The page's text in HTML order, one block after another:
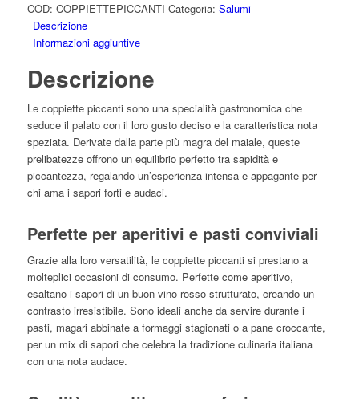
COD: COPPIETTEPICCANTI Categoria: Salumi
Descrizione
Informazioni aggiuntive
Descrizione
Le coppiette piccanti sono una specialità gastronomica che
seduce il palato con il loro gusto deciso e la caratteristica nota
speziata. Derivate dalla parte più magra del maiale, queste
prelibatezze offrono un equilibrio perfetto tra sapidità e
piccantezza, regalando un’esperienza intensa e appagante per
chi ama i sapori forti e audaci.
Perfette per aperitivi e pasti conviviali
Grazie alla loro versatilità, le coppiette piccanti si prestano a
molteplici occasioni di consumo. Perfette come aperitivo,
esaltano i sapori di un buon vino rosso strutturato, creando un
contrasto irresistibile. Sono ideali anche da servire durante i
pasti, magari abbinate a formaggi stagionati o a pane croccante,
per un mix di sapori che celebra la tradizione culinaria italiana
con una nota audace.